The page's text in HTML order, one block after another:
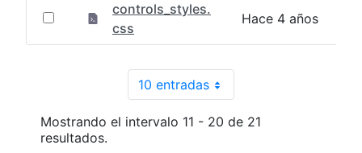
controls_styles.
css
Hace 4 años
10 entradasPor página
Mostrando el intervalo 11 - 20 de 21
resultados.